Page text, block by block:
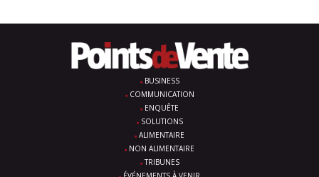
BUSINESS
COMMUNICATION
ENQUÊTE
SOLUTIONS
ALIMENTAIRE
NON ALIMENTAIRE
TRIBUNES